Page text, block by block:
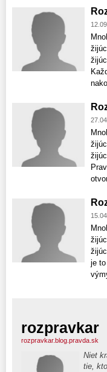
je
rozpravkar
rozpravkar.blog.pravda.sk
Niet
tie,